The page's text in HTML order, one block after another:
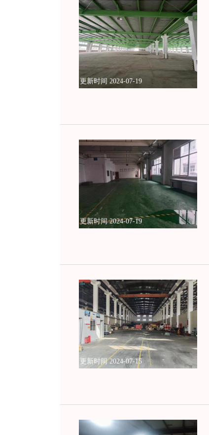
更新时间 2024-07-19
更新时间 2024-07-19
更新时间 2024-07-15